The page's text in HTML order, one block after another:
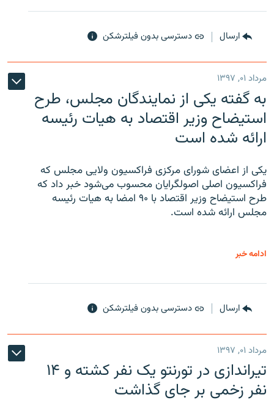
ارسال دسترسی بدون فیلترشکن
مرداد ۰۱, ۱۳۹۷
به گفته یکی از نمایندگان مجلس، طرح
استیضاح وزیر اقتصاد به هیات رئیسه
ارائه شده است
یکی از اعضای شورای مرکزی فراکسیون ولایی مجلس که
فراکسیون اصلی اصولگرایان محسوب می‌شود خبر داد که
طرح استیضاح وزیر اقتصاد با ۹۰ امضا به هیات رئیسه
مجلس ارائه شده است.
ادامه خبر
ارسال دسترسی بدون فیلترشکن
مرداد ۰۱, ۱۳۹۷
تیراندازی در تورنتو یک نفر کشته و ۱۴
نفر زخمی بر جای گذاشت